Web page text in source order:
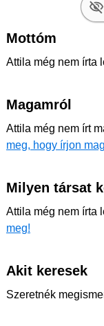
Mottóm
Attila még nem írta
Magamról
Attila még nem írt
meg, hogy írjon
Milyen társat
Attila még nem írta
meg!
Akit keresek
Szeretnék